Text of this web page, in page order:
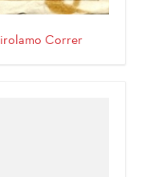
Correr